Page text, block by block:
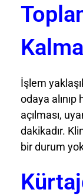
İşlem
odaya alınıp
açılması,
dakikadır.
bir durum